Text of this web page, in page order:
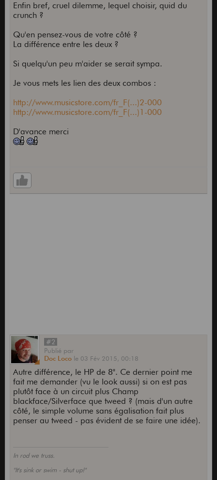
Enfin bref, cruel dilemme, lequel choisir, quid du
crunch ?
Qu'en pensez-vous de votre côté ?
La différence entre les deux ?
Si quelqu'un peu m'aider se serait sympa.
Je vous mets les lien des deux combos :
http://www.musicstore.com/fr_F(...)2-000
http://www.musicstore.com/fr_F(...)1-000
D'avance merci
#2
Publié par
Doc Loco le 03 Fév 2015, 00:18
Autre différence, le HP de 8". Ce dernier point me
fait me demander (vu le look aussi) si on est pas
plutôt face à un circuit plus Champ
blackface/Silverface que tweed ? (mais d'un autre
côté, le simple volume sans égalisation fait plus
penser au tweed - pas évident de se faire une idée).
In rod we truss.
"It's sink or swim - shut up!"